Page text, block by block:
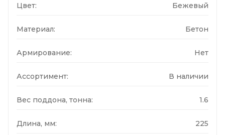
Цвет: Бежевый
Материал: Бетон
Армирование: Нет
Ассортимент: В наличии
Вес поддона, тонна: 1.6
Длина, мм: 225